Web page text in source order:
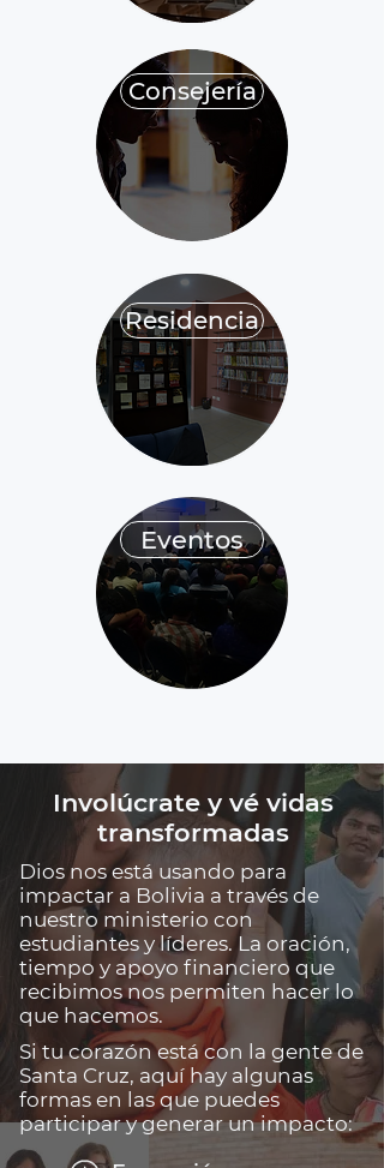
Consejería
Residencia
Eventos
Involúcrate y vé vidas
transformadas
Dios nos está usando para
impactar a Bolivia a través de
nuestro ministerio con
estudiantes y líderes. La oración,
tiempo y apoyo financiero que
recibimos nos permiten hacer lo
que hacemos.
Si tu corazón está con la gente de
Santa Cruz, aquí hay algunas
formas en las que puedes
participar y generar un impacto: